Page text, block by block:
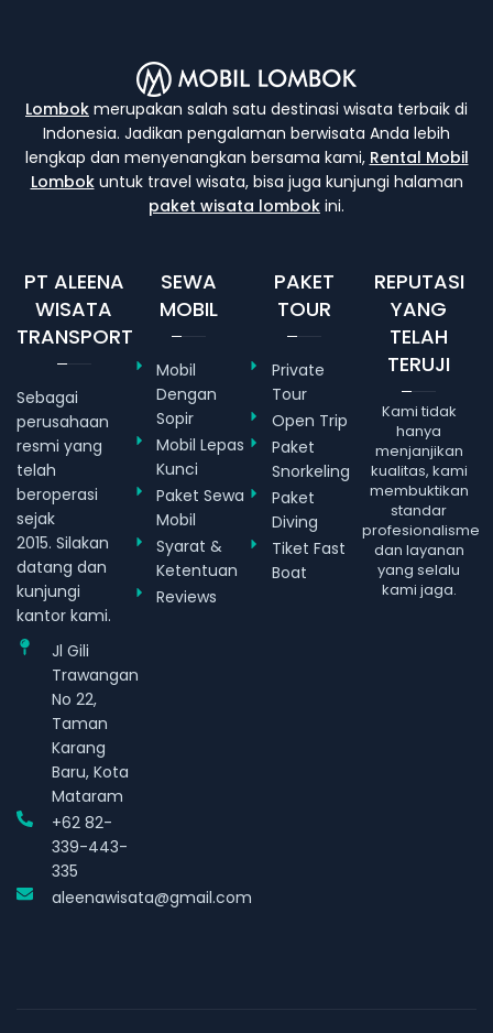
Lombok merupakan salah satu destinasi wisata terbaik di
Indonesia. Jadikan pengalaman berwisata Anda lebih
lengkap dan menyenangkan bersama kami, Rental Mobil
Lombokuntuk travel wisata, bisa juga kunjungi halaman
paket wisata lombok ini.
PT ALEENA
WISATA
TRANSPORT
Sebagai
perusahaan
resmi yang
telah
beroperasi
sejak
2015. Silakan
datang dan
kunjungi
kantor kami.
Jl Gili
Trawangan
No 22,
Taman
Karang
Baru, Kota
Mataram
+62 82-
339-443-
335
aleenawisata@gmail.com
SEWA
MOBIL
Mobil
Dengan
Sopir
Mobil Lepas
Kunci
Paket Sewa
Mobil
Syarat &
Ketentuan
Reviews
PAKET
TOUR
Private
Tour
Open Trip
Paket
Snorkeling
Paket
Diving
Tiket Fast
Boat
REPUTASI
YANG
TELAH
TERUJI
Kami tidak
hanya
menjanjikan
kualitas, kami
membuktikan
standar
profesionalisme
dan layanan
yang selalu
kami jaga.